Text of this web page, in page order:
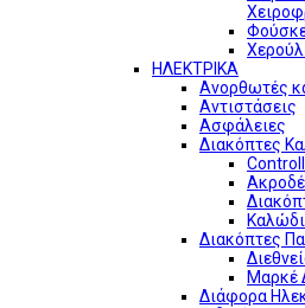
ΗΛΕΚΤΡΙΚΑ
Ανορθωτές
Αντιστάσεις
Ασφάλειες
Διακόπτες
Διακόπτες
Μαρκέ
Διάφορα